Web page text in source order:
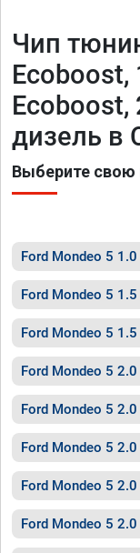
Чип
Ecoboost,
Ecoboost,
дизель в
Выберите свою
Ford Mondeo 5
Ford Mondeo 5
Ford Mondeo 5
Ford Mondeo 5
Ford Mondeo 5
Ford Mondeo 5
Ford Mondeo 5
Ford Mondeo 5